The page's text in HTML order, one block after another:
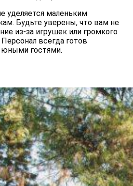
уделяется маленьким
Будьте уверены, что вам не
из-за игрушек или громкого
всегда готов
юными гостями.